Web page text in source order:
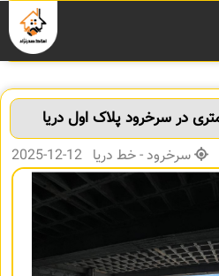
سرخرود - خط دریا 12-12-2025